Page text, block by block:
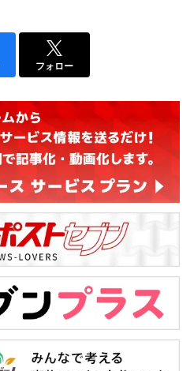
フォロー